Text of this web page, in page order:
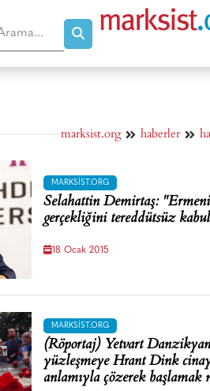
marksist.org haberler
MARKSIST.ORG
Selahattin Demirtaş: "Ermeni
gerçekliğini tereddütsüz
18 Ocak 2015
MARKSIST.ORG
(Röportaj) Yetvart
yüzleşmeye Hrant Dink
anlamıyla çözerek